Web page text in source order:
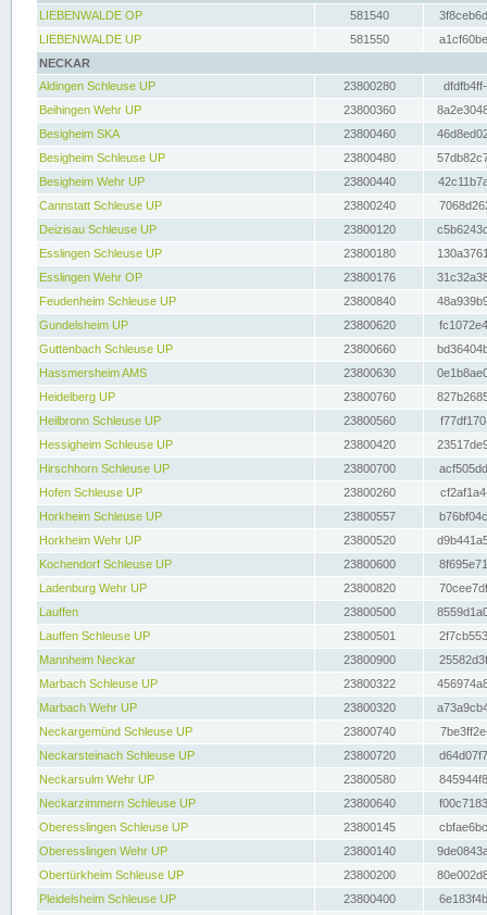
LIEBENWALDE OP
581540
LIEBENWALDE UP
581550
NECKAR
Aldingen Schleuse UP
23800280
Beihingen Wehr UP
23800360
Besigheim SKA
23800460
Besigheim Schleuse UP
23800480
Besigheim Wehr UP
23800440
Cannstatt Schleuse UP
23800240
Deizisau Schleuse UP
23800120
Esslingen Schleuse UP
23800180
Esslingen Wehr OP
23800176
Feudenheim Schleuse UP
23800840
Gundelsheim UP
23800620
Guttenbach Schleuse UP
23800660
Hassmersheim AMS
23800630
Heidelberg UP
23800760
Heilbronn Schleuse UP
23800560
Hessigheim Schleuse UP
23800420
Hirschhorn Schleuse UP
23800700
Hofen Schleuse UP
23800260
Horkheim Schleuse UP
23800557
Horkheim Wehr UP
23800520
Kochendorf Schleuse UP
23800600
Ladenburg Wehr UP
23800820
Lauffen
23800500
Lauffen Schleuse UP
23800501
Mannheim Neckar
23800900
Marbach Schleuse UP
23800322
Marbach Wehr UP
23800320
Neckargemünd Schleuse UP
23800740
Neckarsteinach Schleuse UP
23800720
Neckarsulm Wehr UP
23800580
Neckarzimmern Schleuse UP
23800640
Oberesslingen Schleuse UP
23800145
Oberesslingen Wehr UP
23800140
Obertürkheim Schleuse UP
23800200
Pleidelsheim Schleuse UP
23800400